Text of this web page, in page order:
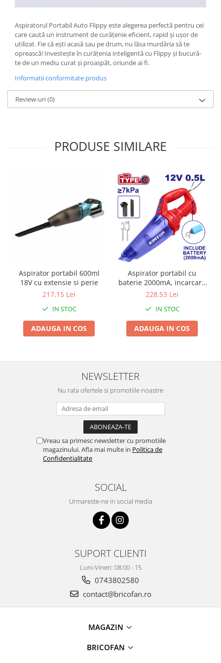
Kit-uri Supravietuire si Accesorii
Curatenie si menaj
Accesorii ingrijire casa
Accesorii maturi, mopuri si galeti
Cutii depozitare diverse
Cutii depozitare medicamente
Maturi, mopuri si galeti
Stergatoare geam
Umerase pentru haine si suporturi
Uscatoare si standere haine
Espressoare si cafetiere
Masini de piper si nuci
tocat carne
Autocolant de bucatarie
Blendere
Dozatoare
Genti Termoizolante Mancare
Masini de tocat manuale
Masini tocat carne electrice
Pahare / Sticle cu Pai / Cani termos
Ustensile de bucatarie
Stații încărcare vehicule electrice
Anvelope auto
Compresoare auto si pompe
Aspiratorul Portabil Auto Flippy este alegerea perfectă pentru cei
care caută un instrument de curățenie eficient, rapid și ușor de
utilizat. Fie că ești acasă sau pe drum, nu lăsa murdăria să te
oprească! Investește în curățenia inteligentă cu Flippy și bucură-
te de un mediu curat și proaspăt, oriunde ai fi.
Informatii conformitate produs
Review-uri(0)
PRODUSE SIMILARE
Aspirator portabil 600ml
18V cu extensie si perie
217,15 Lei
IN STOC
ADAUGA IN COS
Aspirator portabil cu
baterie 2000mA, incarcare
prin cablu tip C - ELVC2026,
228,53 Lei
IN STOC
ADAUGA IN COS
NEWSLETTER
Nu rata ofertele si promotiile noastre
Vreau sa primesc newsletter cu promotiile
magazinului. Afla mai multe in Politica de
Confidentialitate
SOCIAL
Urmareste-ne in social media
SUPORT CLIENTI
Luni-Vineri: 08:00 - 15
0743802580
contact@bricofan.ro
MAGAZIN
BRICOFAN